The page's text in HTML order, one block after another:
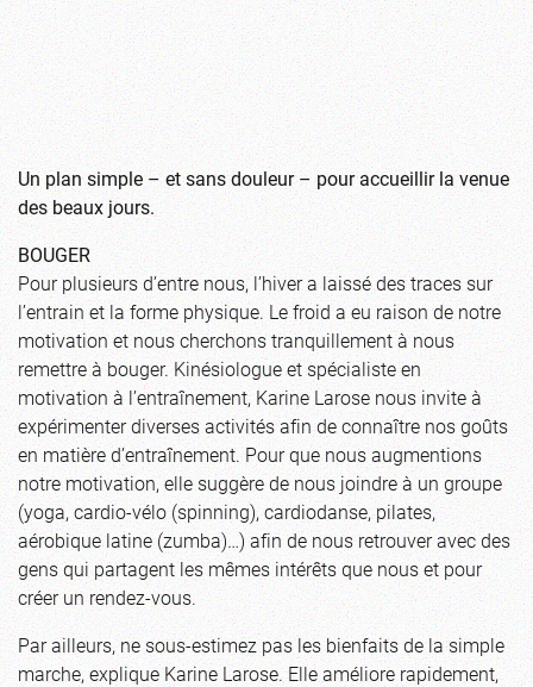
Un plan simple – et sans douleur – pour accueillir la venue
des beaux jours.
BOUGER
Pour plusieurs d’entre nous, l’hiver a laissé des traces sur
l’entrain et la forme physique. Le froid a eu raison de notre
motivation et nous cherchons tranquillement à nous
remettre à bouger. Kinésiologue et spécialiste en
motivation à l’entraînement, Karine Larose nous invite à
expérimenter diverses activités afin de connaître nos goûts
en matière d’entraînement. Pour que nous augmentions
notre motivation, elle suggère de nous joindre à un groupe
(yoga, cardio-vélo (spinning), cardiodanse, pilates,
aérobique latine (zumba)…) afin de nous retrouver avec des
gens qui partagent les mêmes intérêts que nous et pour
créer un rendez-vous.
Par ailleurs, ne sous-estimez pas les bienfaits de la simple
marche, explique Karine Larose. Elle améliore rapidement,